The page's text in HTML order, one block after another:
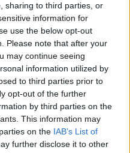
sharing to third parties, or
information for
use the below opt-out
Please note that after your
may continue seeing
information utilized by
to third parties prior to
opt-out of the further
by third parties on the
This information may
on the IAB’s List of
further disclose it to other
akár le is
a
és apukák miatt
szabályozná
a gyermekének vagy
üvöltöző,
szülők miatt az
is elveszíthetik.